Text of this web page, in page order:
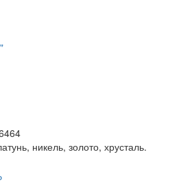
никель, золото, хрусталь.